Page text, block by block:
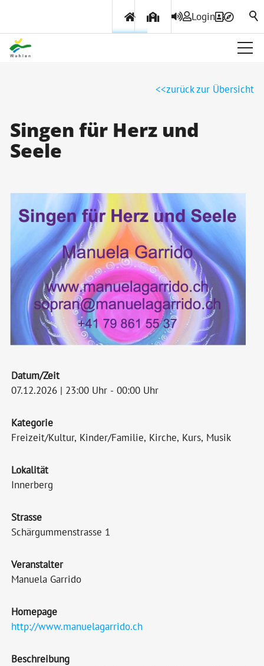
Login
Politik & Verwaltung
Themen & Services
zurück zur Übersicht
Singen für Herz und
Seele
Datum/Zeit
07.12.2026 | 23:00 Uhr - 00:00 Uhr
Kategorie
Freizeit/Kultur, Kinder/Familie, Kirche, Kurs, Musik
Lokalität
Innerberg
Strasse
Schärgummenstrasse 1
Veranstalter
Manuela Garrido
Homepage
http://www.manuelagarrido.ch
Beschreibung